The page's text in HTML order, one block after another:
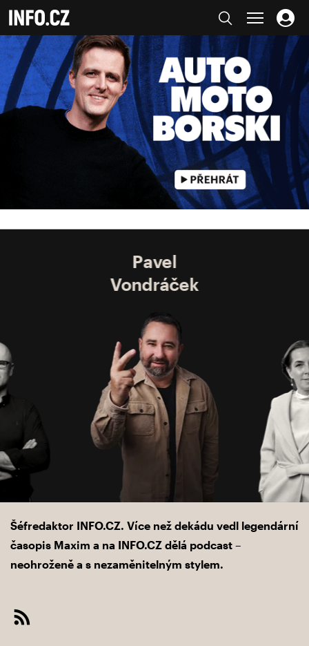
Pavel
Vondráček
Šéfredaktor INFO.CZ. Více než dekádu vedl legendární
časopis Maxim a na INFO.CZ dělá podcast –
neohroženě a s nezaměnitelným stylem.